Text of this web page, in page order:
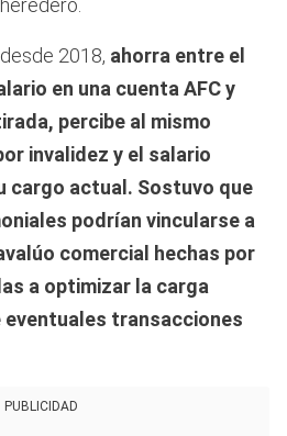
2018, ahorra entre el
en una cuenta AFC y
percibe al mismo
invalidez y el salario
cargo actual. Sostuvo que
podrían vincularse a
comercial hechas por
a optimizar la carga
transacciones
PUBLICIDAD